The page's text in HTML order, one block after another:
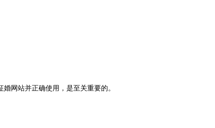
网站并正确使用，是至关重要的。